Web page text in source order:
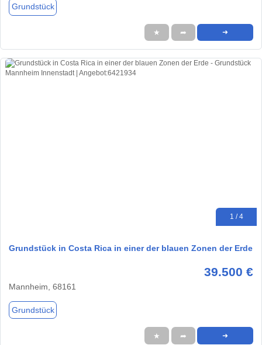
Grundstück
★ ➦ ➜
1 / 4
Grundstück in Costa Rica in einer der blauen Zonen der Erde
39.500 €
Mannheim, 68161
Grundstück
★ ➦ ➜